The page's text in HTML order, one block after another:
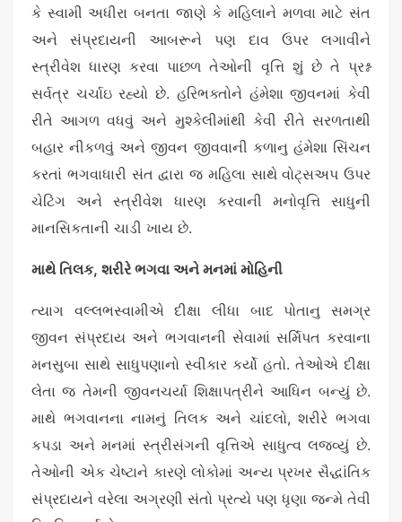
કે સ્વામી અધીરા બનતા જાણે કે મહિલાને મળવા માટે સંત
અને સંપ્રદાયની આબરૂને પણ દાવ ઉપર લગાવીને
સ્ત્રીવેશ ધારણ કરવા પાછળ તેઓની વૃત્તિ શું છે તે પ્રશ્ન
સર્વત્ર ચર્ચાઇ રહ્યો છે. હરિભક્તોને હંમેશા જીવનમાં કેવી
રીતે આગળ વધવું અને મુશ્કેલીમાંથી કેવી રીતે સરળતાથી
બહાર નીકળવું અને જીવન જીવવાની કળાનુ હંમેશા સિંચન
કરતાં ભગવાધારી સંત દ્વારા જ મહિલા સાથે વોટ્સઅપ ઉપર
ચેટિંગ અને સ્ત્રીવેશ ધારણ કરવાની મનોવૃત્તિ સાધુની
માનસિકતાની ચાડી ખાય છે.
માથે તિલક, શરીરે ભગવા અને મનમાં મોહિની
ત્યાગ વલ્લભસ્વામીએ દીક્ષા લીધા બાદ પોતાનુ સમગ્ર
જીવન સંપ્રદાય અને ભગવાનની સેવામાં સર્મિપત કરવાના
મનસુબા સાથે સાધુપણાનો સ્વીકાર કર્યો હતો. તેઓએ દીક્ષા
લેતા જ તેમની જીવનચર્યા શિક્ષાપત્રીને આધિન બન્યું છે.
માથે ભગવાનના નામનું તિલક અને ચાંદલો, શરીરે ભગવા
કપડા અને મનમાં સ્ત્રીસંગની વૃત્તિએ સાધુત્વ લજવ્યું છે.
તેઓની એક ચેષ્ટાને કારણે લોકોમાં અન્ય પ્રખર સૈદ્ધાંતિક
સંપ્રદાયને વરેલા અગ્રણી સંતો પ્રત્યે પણ ધૃણા જન્મે તેવી